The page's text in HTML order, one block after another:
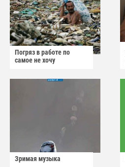
Погряз в работе по
самое не хочу
Зримая музыка